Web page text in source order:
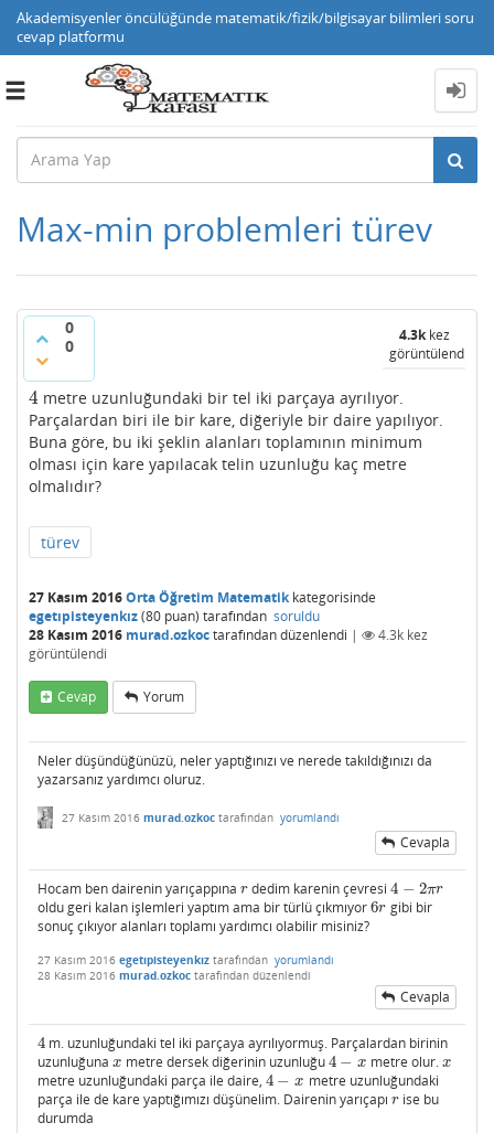
Akademisyenler öncülüğünde matematik/fizik/bilgisayar bilimleri soru
cevap platformu
Toggle
Max-min problemleri türev
0
0
4.3kkez
görüntülendi
4
4metre uzunluğundaki bir tel iki parçaya ayrılıyor.
Parçalardan biri ile bir kare, diğeriyle bir daire yapılıyor.
Buna göre, bu iki şeklin alanları toplamının minimum
olması için kare yapılacak telin uzunluğu kaç metre
olmalıdır?
türev
27 Kasım 2016Orta Öğretim Matematikkategorisinde
egetıpisteyenkız(80 puan) tarafından soruldu
28 Kasım 2016 murad.ozkoctarafındandüzenlendi | 4.3k kez
görüntülendi
Cevap Yorum
Neler düşündüğünüzü, neler yaptığınızı ve nerede takıldığınızı da
yazarsanız yardımcı oluruz.
27 Kasım 2016 murad.ozkoc tarafından yorumlandı
Cevapla
Hocam ben dairenin yarıçappına r
r dedim karenin çevresi4 − 2πr
4 −2πr
oldu geri kalan işlemleri yaptım ama bir türlü çıkmıyor6r
6r gibi bir
sonuç çıkıyor alanları toplamı yardımcı olabilir misiniz?
27 Kasım 2016 egetıpisteyenkız tarafından yorumlandı
28 Kasım 2016 murad.ozkoc tarafından düzenlendi
Cevapla
4
4 m. uzunluğundaki tel iki parçaya ayrılıyormuş. Parçalardan birinin
uzunluğuna x
x metre dersek diğerinin uzunluğu4 − x
4−x metre olur.x
x
metre uzunluğundaki parça ile daire, 4 − x
4 −x
metre uzunluğundaki
parça ile de kare yaptığımızı düşünelim. Dairenin yarıçapı r
r ise bu
durumda